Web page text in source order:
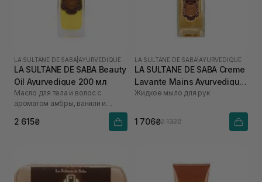
LA SULTANE DE SABA AYURVEDIQUE
LA SULTANE DE SABA Beauty
Oil Ayurvedique 200 мл
Масло для тела и волос с
ароматом амбры, ванили и
2 615₴
LA SULTANE DE SABA AYURVEDIQUE
LA SULTANE DE SABA Creme
Lavante Mains Ayurvedique
200 мл
Жидкое мыло для рук
1 706₴2 132₴